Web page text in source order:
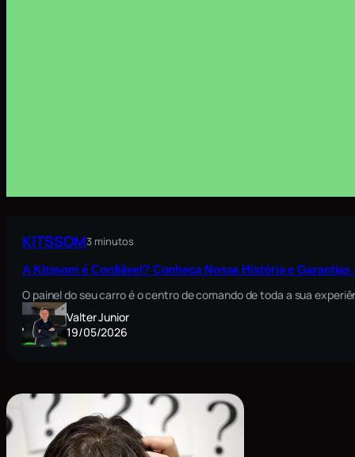
KITSSOM3 minutos
A Kitssom é Confiável? Conheça Nossa História e
O painel do seu carro é o centro de comando de toda a sua
Valter Junior
19/05/2026